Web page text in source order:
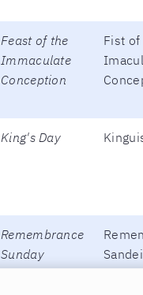
Feast of the
Immaculate
Conception
Fist of
King's Day
Remembrance
Sunday
Sandei